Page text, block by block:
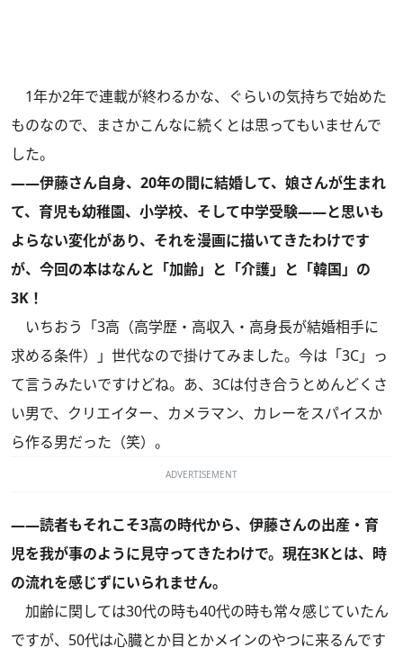
1年か2年で連載が終わるかな、ぐらいの気持ちで始めた
ものなので、まさかこんなに続くとは思ってもいませんで
した。
――伊藤さん自身、20年の間に結婚して、娘さんが生まれ
て、育児も幼稚園、小学校、そして中学受験――と思いも
よらない変化があり、それを漫画に描いてきたわけです
が、今回の本はなんと「加齢」と「介護」と「韓国」の
3K！
いちおう「3高（高学歴・高収入・高身長が結婚相手に
求める条件）」世代なので掛けてみました。今は「3C」っ
て言うみたいですけどね。あ、3Cは付き合うとめんどくさ
い男で、クリエイター、カメラマン、カレーをスパイスか
ら作る男だった（笑）。
ADVERTISEMENT
――読者もそれこそ3高の時代から、伊藤さんの出産・育
児を我が事のように見守ってきたわけで。現在3Kとは、時
の流れを感じずにいられません。
加齢に関しては30代の時も40代の時も常々感じていたん
ですが、50代は心臓とか目とかメインのやつに来るんです